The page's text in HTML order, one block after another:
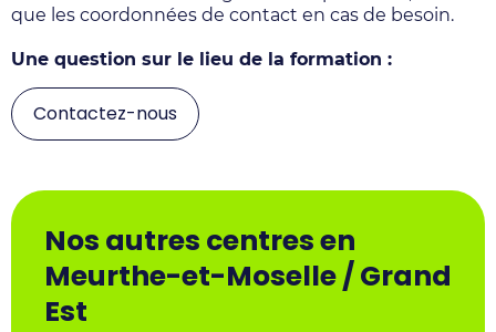
que les coordonnées de contact en cas de besoin.
Une question sur le lieu de la formation :
Contactez-nous
Nos autres centres en
Meurthe-et-Moselle / Grand
Est